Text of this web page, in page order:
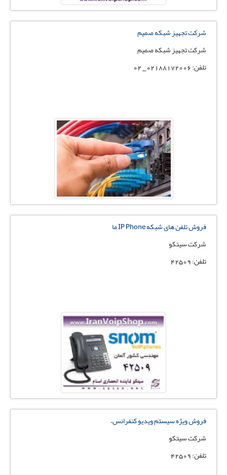
شرکت تجهیز شبکه صمیم
شرکت تجهیز شبکه صمیم
تلفن: 02188172006_ 02
فروش تلفن های شبکه IP Phone ما
شرکت سیتکو
تلفن: 42509
فروش ویژه سیستم ویدیو کنفرانس،
شرکت سیتکو
تلفن: 42509